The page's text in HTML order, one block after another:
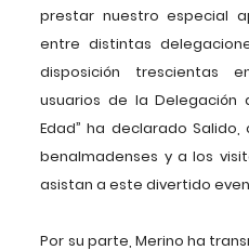
prestar nuestro especial
entre distintas
disposición trescientas
usuarios de la Delegación
Edad” ha declarado
benalmadenses y a los
asistan a este divertido
Por su parte, Merino ha